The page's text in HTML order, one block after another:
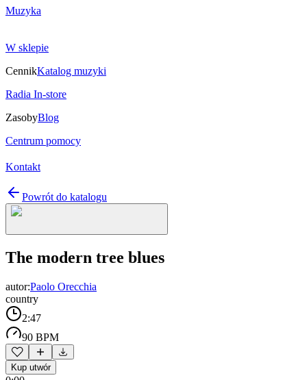
Muzyka
W sklepie
CennikKatalog muzyki
Radia In-store
ZasobyBlog
Centrum pomocy
Kontakt
Powrót do katalogu
The modern tree blues
autor:Paolo Orecchia
country
2:47
90 BPM
Kup utwór